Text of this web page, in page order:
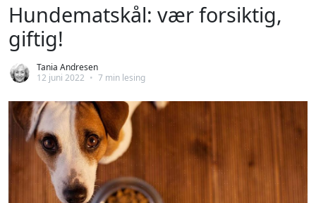
Hundematskål: vær forsiktig,
giftig!
Tania Andresen
12 juni 2022 • 7 min lesing